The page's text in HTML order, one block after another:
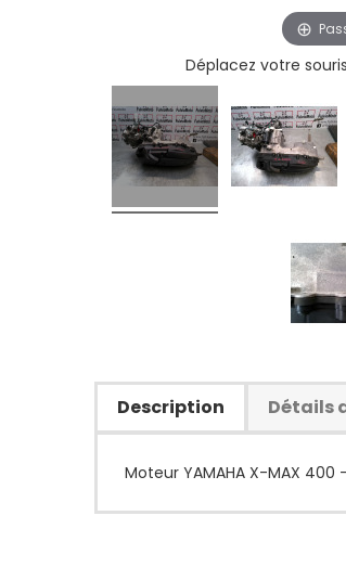
Déplacez votre
Description Détails
Moteur YAMAHA X-MAX 400